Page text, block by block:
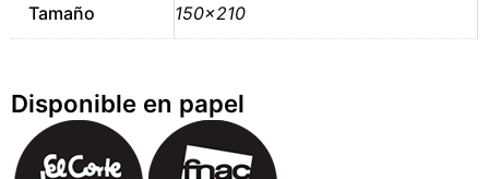
Tamaño 150×210
Disponible en papel